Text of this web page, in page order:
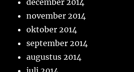
december 2014
november 2014
oktober 2014
september 2014
augustus 2014